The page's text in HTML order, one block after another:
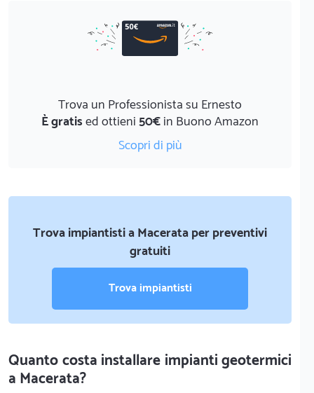
Trova un Professionista su Ernesto
È gratised ottieni50€in Buono Amazon
Scopri di più
Trova impiantisti a Macerata per preventivi
gratuiti
Trova impiantisti
Quanto costa installare impianti geotermici
a Macerata?